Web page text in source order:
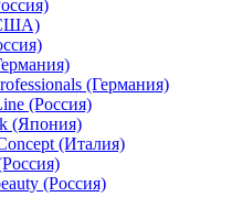
(Германия)
(Россия)
(Япония)
(Италия)
(Россия)